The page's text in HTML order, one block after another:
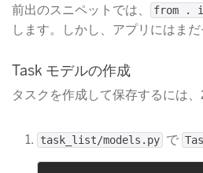
前出のスニペットでは、 from .
します。しかし、アプリにはま
Task モデルの作成
タスクを作成して保存するには
task_list/models.py ​ で